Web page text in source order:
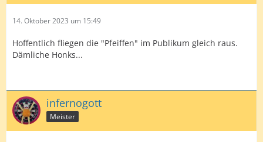
14. Oktober 2023 um 15:49
Hoffentlich fliegen die "Pfeiffen" im Publikum gleich raus.
Dämliche Honks...
infernogott
Meister